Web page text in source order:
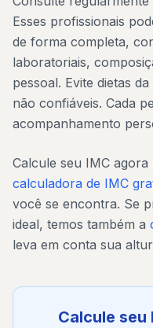
Esses profissionais
de forma completa,
laboratoriais,
pessoal. Evite dietas
não confiáveis. Cada
acompanhamento
Calcule seu IMC
calculadora de IMC
você se encontra. Se
ideal, temos também a
leva em conta sua
Calcule seu